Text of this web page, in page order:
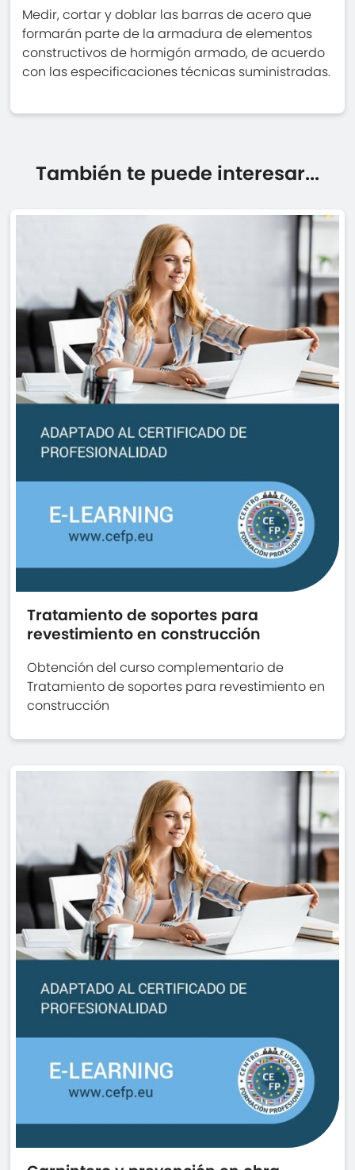
Medir, cortar y doblar las barras de acero que
formarán parte de la armadura de elementos
constructivos de hormigón armado, de acuerdo
con las especificaciones técnicas suministradas.
También te puede interesar...
Tratamiento de soportes para
revestimiento en construcción
Obtención del curso complementario de
Tratamiento de soportes para revestimiento en
construcción